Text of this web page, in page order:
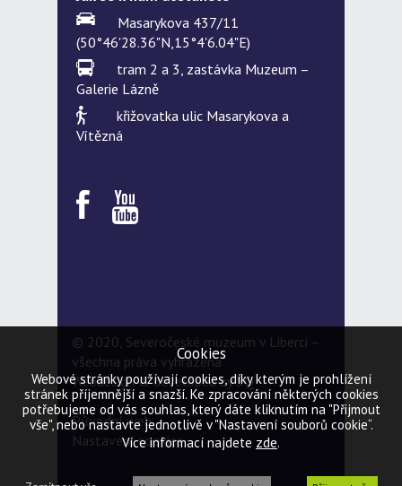
Masarykova 437/11
(50°46'28.36"N,15°4'6.04"E)
tram 2 a 3, zastávka Muzeum –
Galerie Lázně
křižovatka ulic Masarykova a
Vítězná
© 2020, Severočeské muzeum v Liberci –
všechna práva vyhrazena
Webdesign & developed by5Q
Původní web
Nastavení cookies
Cookies
Webové stránky používají cookies, díky kterým je prohlížení
stránek příjemnější a snazší. Ke zpracování některých cookies
potřebujeme od vás souhlas, který dáte kliknutím na "Přijmout
vše", nebo nastavte jednotlivě v "Nastavení souborů cookie“.
Více informací najdete zde.